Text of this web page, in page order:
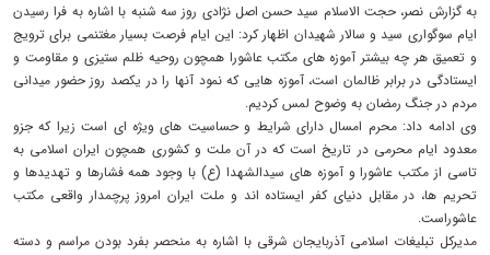
به گزارش نصر، حجت الاسلام سید حسن اصل نژادی روز سه شنبه با اشاره به فرا رسیدن
ایام سوگواری سید و سالار شهیدان اظهار کرد: این ایام فرصت بسیار مغتنمی برای ترویج
و تعمیق هر چه بیشتر آموزه های مکتب عاشورا همچون روحیه ظلم ستیزی و مقاومت و
ایستادگی در برابر ظالمان است، آموزه هایی که نمود آنها را در یکصد روز حضور میدانی
مردم در جنگ رمضان به وضوح لمس کردیم.
وی ادامه داد: محرم امسال دارای شرایط و حساسیت های ویژه ای است زیرا که جزو
معدود ایام محرمی در تاریخ است که در آن ملت و کشوری همچون ایران اسلامی به
تاسی از مکتب عاشورا و آموزه های سیدالشهدا (ع) با وجود همه فشارها و تهدیدها و
تحریم ها، در مقابل دنیای کفر ایستاده اند و ملت ایران امروز پرچمدار واقعی مکتب
عاشوراست.
مدیرکل تبلیغات اسلامی آذربایجان شرقی با اشاره به منحصر بفرد بودن مراسم و دسته